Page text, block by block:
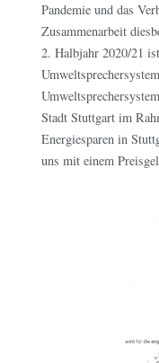
Pandemie und das
Zusammenarbeit
2. Halbjahr 2020/21
Stadt Stuttgart im
Energiesparen in
uns mit einem